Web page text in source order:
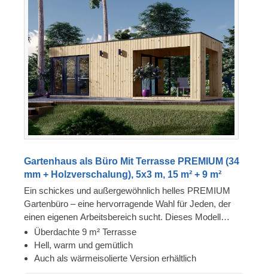
Gartenhaus als Büro Mit Terrasse PREMIUM (34
mm + Holzverschalung), 5x3 m, 15 m² + 9 m²
Ein schickes und außergewöhnlich helles PREMIUM
Gartenbüro – eine hervorragende Wahl für Jeden, der
einen eigenen Arbeitsbereich sucht. Dieses Modell
verfügt zudem über eine geräumige überdachte
Terrasse, auf der Sie bequem im Freien sitzen können.
Für besonders hohen Komfort ist auch eine isolierte
Überdachte 9 m² Terrasse
Hell, warm und gemütlich
Auch als wärmeisolierte Version erhältlich